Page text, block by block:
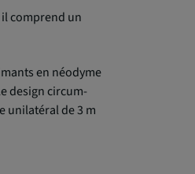
comprend un
en néodyme
design circum-
unilatéral de 3 m